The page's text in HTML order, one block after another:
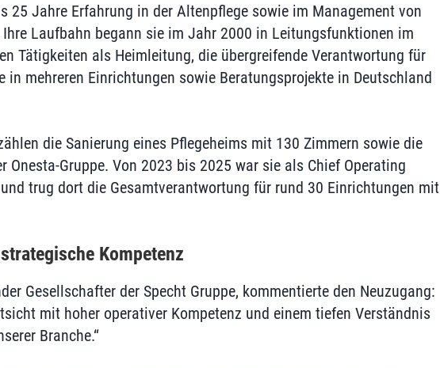
25 Jahre Erfahrung in der Altenpflege sowie im Management von
Ihre Laufbahn begann sie im Jahr 2000 in Leitungsfunktionen im
Tätigkeiten als Heimleitung, die übergreifende Verantwortung für
in mehreren Einrichtungen sowie Beratungsprojekte in Deutschland
die Sanierung eines Pflegeheims mit 130 Zimmern sowie die
Onesta-Gruppe. Von 2023 bis 2025 war sie als Chief Operating
trug dort die Gesamtverantwortung für rund 30 Einrichtungen mit
Kompetenz
Gesellschafter der Specht Gruppe, kommentierte den Neuzugang:
mit hoher operativer Kompetenz und einem tiefen Verständnis
Branche.“